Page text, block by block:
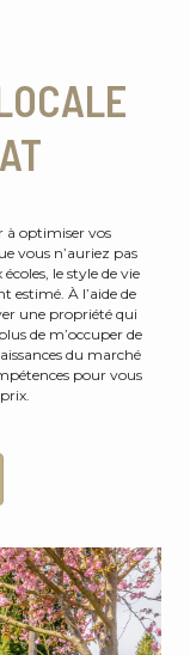
à optimiser vos
vous n’auriez pas
le style de vie
estimé. À l’aide de
une propriété qui
de m’occuper de
du marché
pour vous